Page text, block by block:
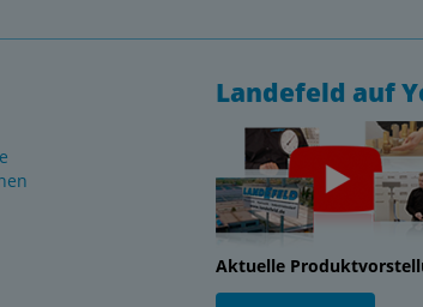
Landefeld auf
Aktuelle